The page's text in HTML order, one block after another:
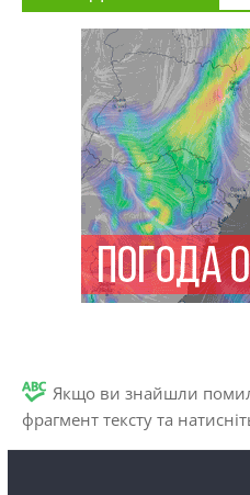
Якщо ви знайшли
фрагмент тексту та